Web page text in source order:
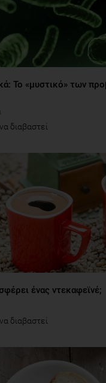
Το «μυστικό» των
διαβαστεί
ένας ντεκαφεϊνέ;
διαβαστεί